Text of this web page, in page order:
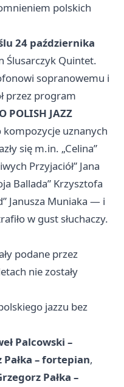
polskich
24 października
Ślusarczyk Quintet.
sopranowemu i
przez program
POLISH JAZZ
kompozycje uznanych
się m.in. „Celina”
Przyjaciół” Jana
Ballada” Krzysztofa
Janusza Muniaka — i
w gust słuchaczy.
podane przez
nie zostały
jazzu bez
Palcowski –
Pałka – fortepian,
Pałka –